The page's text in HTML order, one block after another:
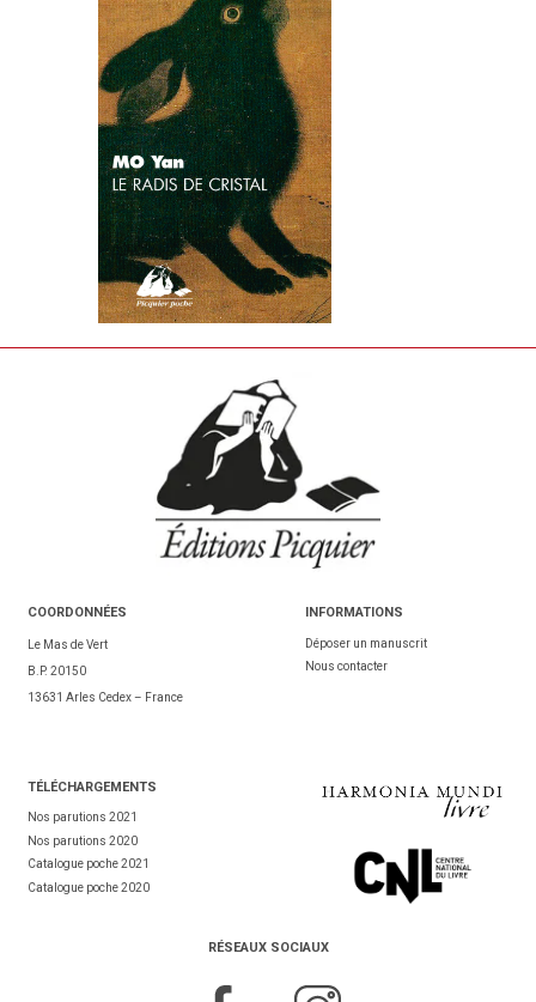
COORDONNÉES
Le Mas de Vert
B.P. 20150
13631 Arles Cedex – France
INFORMATIONS
Déposer un manuscrit
Nous contacter
TÉLÉCHARGEMENTS
Nos parutions 2021
Nos parutions 2020
Catalogue poche 2021
Catalogue poche 2020
RÉSEAUX SOCIAUX